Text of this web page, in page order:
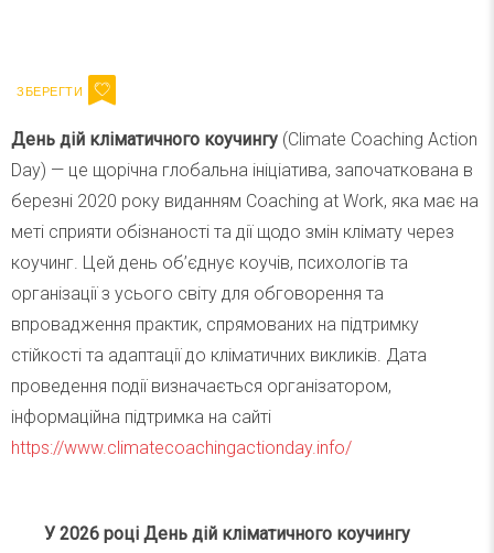
День дій кліматичного коучингу (Climate Coaching Action
Day) — це щорічна глобальна ініціатива, започаткована в
березні 2020 року виданням Coaching at Work, яка має на
меті сприяти обізнаності та дії щодо змін клімату через
коучинг. Цей день об’єднує коучів, психологів та
організації з усього світу для обговорення та
впровадження практик, спрямованих на підтримку
стійкості та адаптації до кліматичних викликів.​ Дата
проведення події визначається організатором,
інформаційна підтримка на сайті
https://www.climatecoachingactionday.info/
У 2026 році День дій кліматичного коучингу